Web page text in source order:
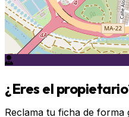
¿Eres el
Reclama tu ficha de forma